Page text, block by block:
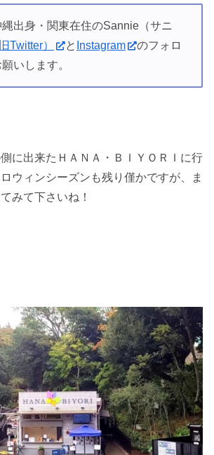
出身・関東在住のSannie（サニ
Twitter） と Instagram
のフォロ
いします。
に出来たＨＡＮＡ・ＢＩＹＯＲＩに行
ウィンシーズンも残り僅かですが、ま
みて下さいね！